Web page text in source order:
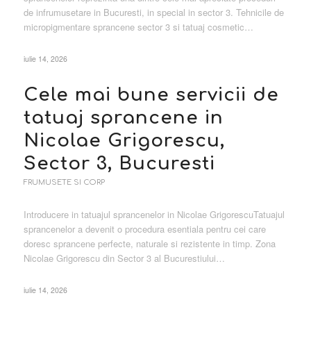
de infrumusetare in Bucuresti, in special in sector 3. Tehnicile de
micropigmentare sprancene sector 3 si tatuaj cosmetic…
iulie 14, 2026
Cele mai bune servicii de
tatuaj sprancene in
Nicolae Grigorescu,
Sector 3, Bucuresti
FRUMUSETE SI CORP
Introducere in tatuajul sprancenelor in Nicolae GrigorescuTatuajul
sprancenelor a devenit o procedura esentiala pentru cei care
doresc sprancene perfecte, naturale si rezistente in timp. Zona
Nicolae Grigorescu din Sector 3 al Bucurestiului…
iulie 14, 2026